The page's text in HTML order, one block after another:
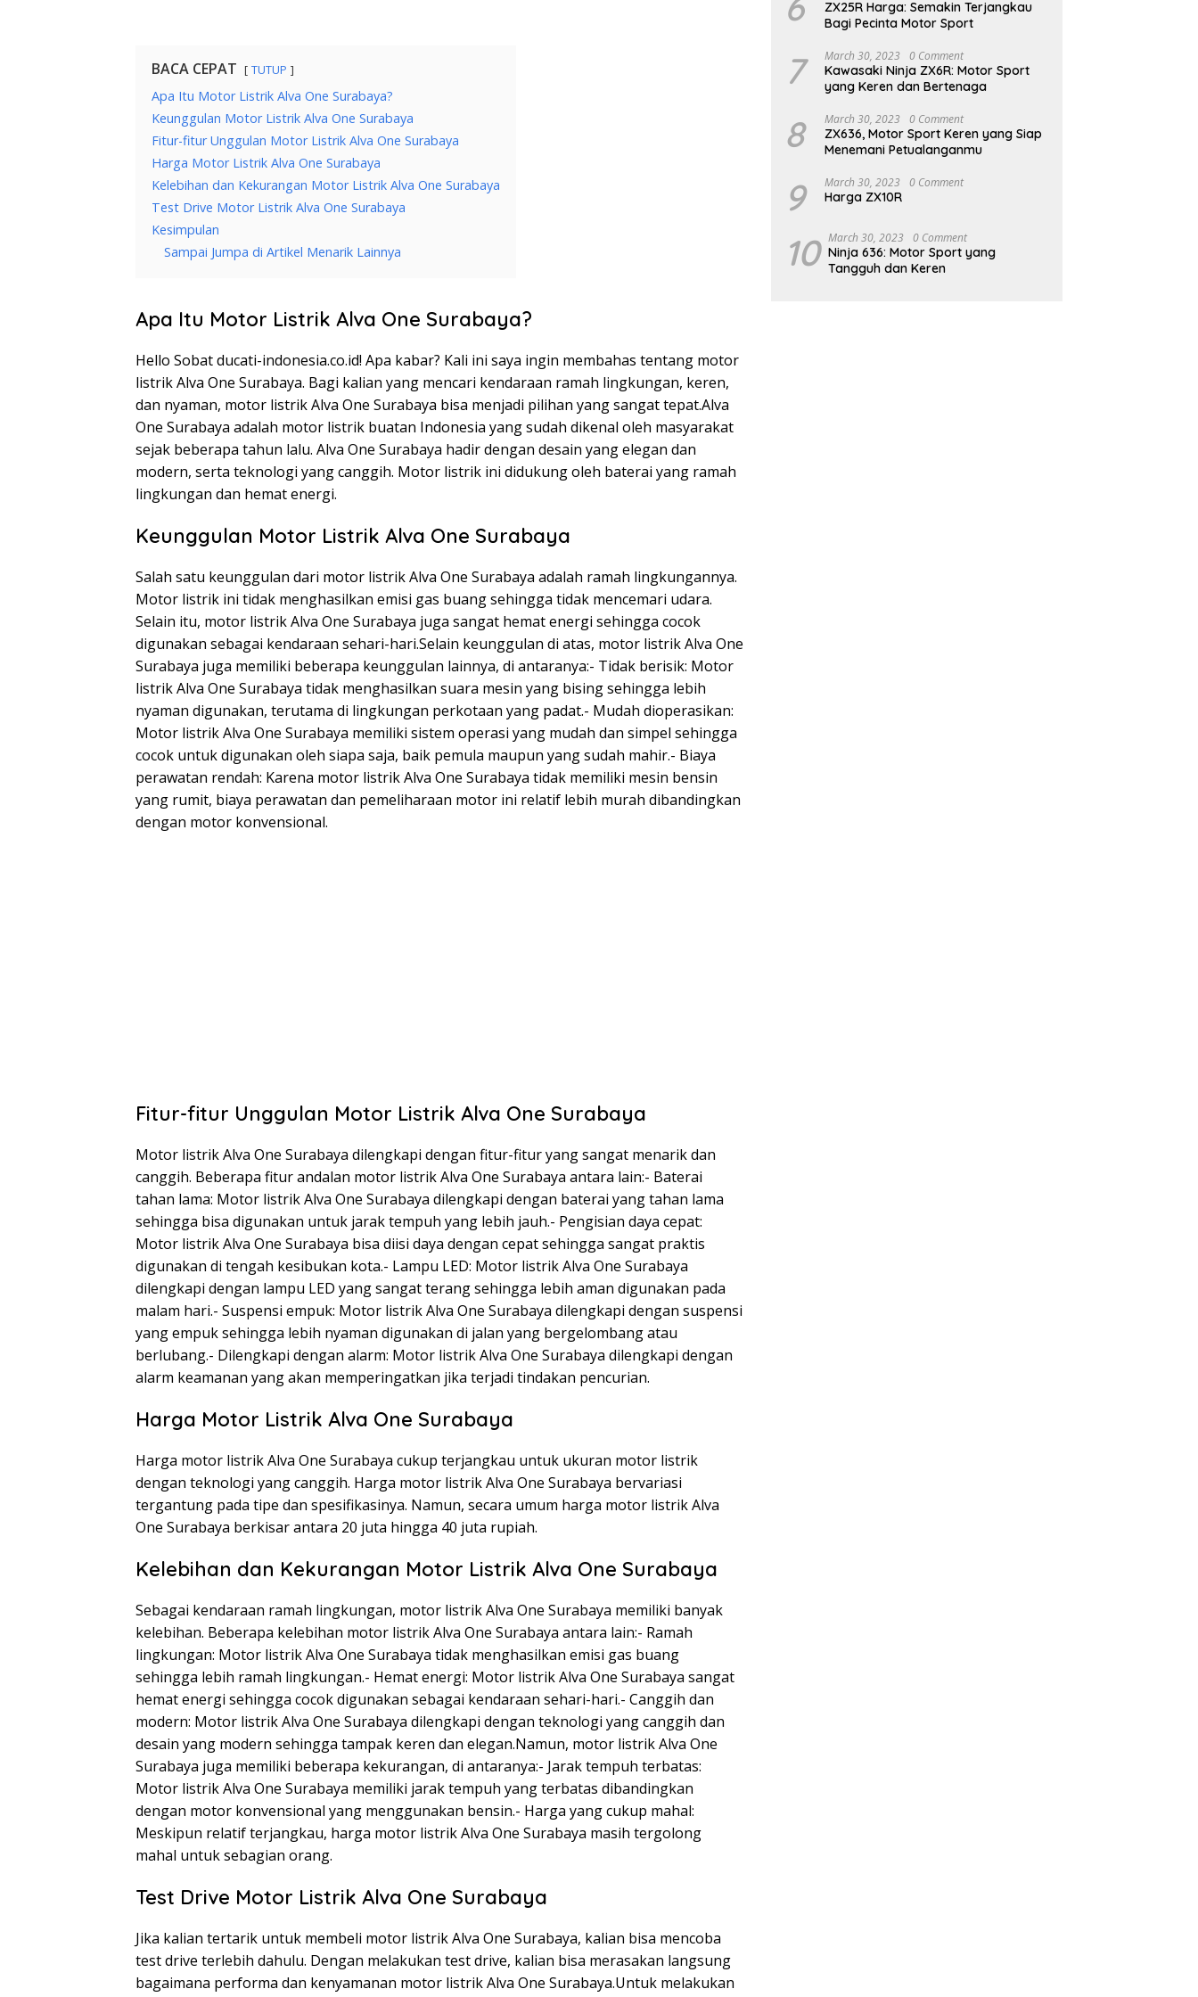
BACA CEPAT TUTUP
Apa Itu Motor Listrik Alva One Surabaya?
Keunggulan Motor Listrik Alva One Surabaya
Fitur-fitur Unggulan Motor Listrik Alva One Surabaya
Harga Motor Listrik Alva One Surabaya
Kelebihan dan Kekurangan Motor Listrik Alva One Surabaya
Test Drive Motor Listrik Alva One Surabaya
Kesimpulan
Sampai Jumpa di Artikel Menarik Lainnya
Apa Itu Motor Listrik Alva One Surabaya?
Hello Sobat ducati-indonesia.co.id! Apa kabar? Kali ini saya ingin membahas tentang motor
listrik Alva One Surabaya. Bagi kalian yang mencari kendaraan ramah lingkungan, keren,
dan nyaman, motor listrik Alva One Surabaya bisa menjadi pilihan yang sangat tepat.Alva
One Surabaya adalah motor listrik buatan Indonesia yang sudah dikenal oleh masyarakat
sejak beberapa tahun lalu. Alva One Surabaya hadir dengan desain yang elegan dan
modern, serta teknologi yang canggih. Motor listrik ini didukung oleh baterai yang ramah
lingkungan dan hemat energi.
Keunggulan Motor Listrik Alva One Surabaya
Salah satu keunggulan dari motor listrik Alva One Surabaya adalah ramah lingkungannya.
Motor listrik ini tidak menghasilkan emisi gas buang sehingga tidak mencemari udara.
Selain itu, motor listrik Alva One Surabaya juga sangat hemat energi sehingga cocok
digunakan sebagai kendaraan sehari-hari.Selain keunggulan di atas, motor listrik Alva One
Surabaya juga memiliki beberapa keunggulan lainnya, di antaranya:- Tidak berisik: Motor
listrik Alva One Surabaya tidak menghasilkan suara mesin yang bising sehingga lebih
nyaman digunakan, terutama di lingkungan perkotaan yang padat.- Mudah dioperasikan:
Motor listrik Alva One Surabaya memiliki sistem operasi yang mudah dan simpel sehingga
cocok untuk digunakan oleh siapa saja, baik pemula maupun yang sudah mahir.- Biaya
perawatan rendah: Karena motor listrik Alva One Surabaya tidak memiliki mesin bensin
yang rumit, biaya perawatan dan pemeliharaan motor ini relatif lebih murah dibandingkan
dengan motor konvensional.
Fitur-fitur Unggulan Motor Listrik Alva One Surabaya
Motor listrik Alva One Surabaya dilengkapi dengan fitur-fitur yang sangat menarik dan
canggih. Beberapa fitur andalan motor listrik Alva One Surabaya antara lain:- Baterai
tahan lama: Motor listrik Alva One Surabaya dilengkapi dengan baterai yang tahan lama
sehingga bisa digunakan untuk jarak tempuh yang lebih jauh.- Pengisian daya cepat:
Motor listrik Alva One Surabaya bisa diisi daya dengan cepat sehingga sangat praktis
digunakan di tengah kesibukan kota.- Lampu LED: Motor listrik Alva One Surabaya
dilengkapi dengan lampu LED yang sangat terang sehingga lebih aman digunakan pada
malam hari.- Suspensi empuk: Motor listrik Alva One Surabaya dilengkapi dengan suspensi
yang empuk sehingga lebih nyaman digunakan di jalan yang bergelombang atau
berlubang.- Dilengkapi dengan alarm: Motor listrik Alva One Surabaya dilengkapi dengan
alarm keamanan yang akan memperingatkan jika terjadi tindakan pencurian.
Harga Motor Listrik Alva One Surabaya
Harga motor listrik Alva One Surabaya cukup terjangkau untuk ukuran motor listrik
dengan teknologi yang canggih. Harga motor listrik Alva One Surabaya bervariasi
tergantung pada tipe dan spesifikasinya. Namun, secara umum harga motor listrik Alva
One Surabaya berkisar antara 20 juta hingga 40 juta rupiah.
Kelebihan dan Kekurangan Motor Listrik Alva One Surabaya
Sebagai kendaraan ramah lingkungan, motor listrik Alva One Surabaya memiliki banyak
kelebihan. Beberapa kelebihan motor listrik Alva One Surabaya antara lain:- Ramah
lingkungan: Motor listrik Alva One Surabaya tidak menghasilkan emisi gas buang
sehingga lebih ramah lingkungan.- Hemat energi: Motor listrik Alva One Surabaya sangat
hemat energi sehingga cocok digunakan sebagai kendaraan sehari-hari.- Canggih dan
modern: Motor listrik Alva One Surabaya dilengkapi dengan teknologi yang canggih dan
desain yang modern sehingga tampak keren dan elegan.Namun, motor listrik Alva One
Surabaya juga memiliki beberapa kekurangan, di antaranya:- Jarak tempuh terbatas:
Motor listrik Alva One Surabaya memiliki jarak tempuh yang terbatas dibandingkan
dengan motor konvensional yang menggunakan bensin.- Harga yang cukup mahal:
Meskipun relatif terjangkau, harga motor listrik Alva One Surabaya masih tergolong
mahal untuk sebagian orang.
Test Drive Motor Listrik Alva One Surabaya
Jika kalian tertarik untuk membeli motor listrik Alva One Surabaya, kalian bisa mencoba
test drive terlebih dahulu. Dengan melakukan test drive, kalian bisa merasakan langsung
bagaimana performa dan kenyamanan motor listrik Alva One Surabaya.Untuk melakukan
ZX25R Harga: Semakin Terjangkau
Bagi Pecinta Motor Sport
7 March 30, 2023 0 Comment
Kawasaki Ninja ZX6R: Motor Sport
yang Keren dan Bertenaga
8 March 30, 2023 0 Comment
ZX636, Motor Sport Keren yang Siap
Menemani Petualanganmu
9 March 30, 2023 0 Comment
Harga ZX10R
10 March 30, 2023 0 Comment
Ninja 636: Motor Sport yang
Tangguh dan Keren